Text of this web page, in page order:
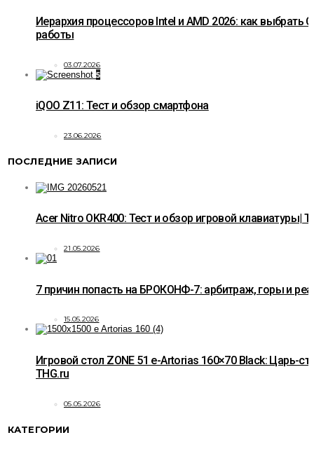
Иерархия процессоров Intel и AMD 2026: как выбрать
работы
03.07.2026
5
iQOO Z11: Тест и обзор смартфона
23.06.2026
ПОСЛЕДНИЕ ЗАПИСИ
Acer Nitro OKR400: Тест и обзор игровой клавиатуры|
21.05.2026
7 причин попасть на БРОКОНФ-7: арбитраж, горы и
15.05.2026
Игровой стол ZONE 51 e-Artorias 160×70 Black: Царь-
THG.ru
05.05.2026
КАТЕГОРИИ